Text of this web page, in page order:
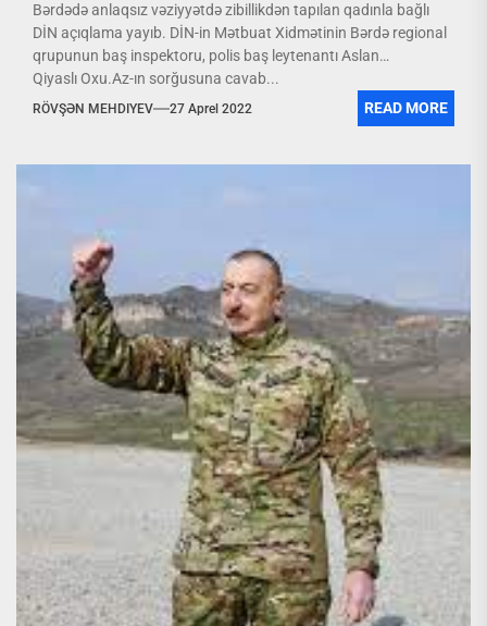
Bərdədə anlaqsız vəziyyətdə zibillikdən tapılan qadınla bağlı
DİN açıqlama yayıb. DİN-in Mətbuat Xidmətinin Bərdə regional
qrupunun baş inspektoru, polis baş leytenantı Aslan
Qiyaslı Oxu.Az-ın sorğusuna cavab...
RÖVŞƏN MEHDIYEV 27 Aprel 2022 READ MORE